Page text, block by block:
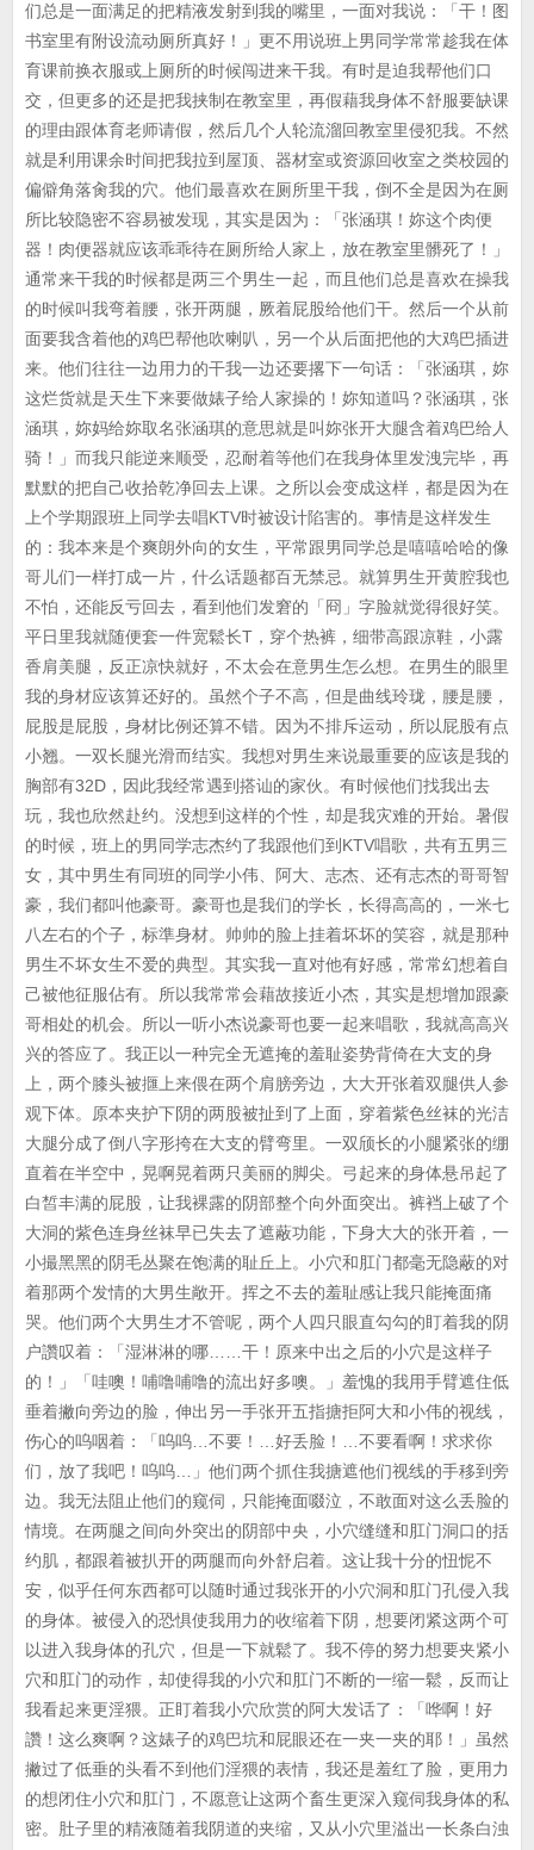
们总是一面满足的把精液发射到我的嘴里，一面对我说：「干！图
书室里有附设流动厕所真好！」更不用说班上男同学常常趁我在体
育课前换衣服或上厕所的时候闯进来干我。有时是迫我帮他们口
交，但更多的还是把我挟制在教室里，再假藉我身体不舒服要缺课
的理由跟体育老师请假，然后几个人轮流溜回教室里侵犯我。不然
就是利用课余时间把我拉到屋顶、器材室或资源回收室之类校园的
偏僻角落肏我的穴。他们最喜欢在厕所里干我，倒不全是因为在厕
所比较隐密不容易被发现，其实是因为：「张涵琪！妳这个肉便
器！肉便器就应该乖乖待在厕所给人家上，放在教室里髒死了！」
通常来干我的时候都是两三个男生一起，而且他们总是喜欢在操我
的时候叫我弯着腰，张开两腿，厥着屁股给他们干。然后一个从前
面要我含着他的鸡巴帮他吹喇叭，另一个从后面把他的大鸡巴插进
来。他们往往一边用力的干我一边还要撂下一句话：「张涵琪，妳
这烂货就是天生下来要做婊子给人家操的！妳知道吗？张涵琪，张
涵琪，妳妈给妳取名张涵琪的意思就是叫妳张开大腿含着鸡巴给人
骑！」而我只能逆来顺受，忍耐着等他们在我身体里发洩完毕，再
默默的把自己收拾乾净回去上课。之所以会变成这样，都是因为在
上个学期跟班上同学去唱KTV时被设计陷害的。事情是这样发生
的：我本来是个爽朗外向的女生，平常跟男同学总是嘻嘻哈哈的像
哥儿们一样打成一片，什么话题都百无禁忌。就算男生开黄腔我也
不怕，还能反亏回去，看到他们发窘的「冏」字脸就觉得很好笑。
平日里我就随便套一件宽鬆长T，穿个热裤，细带高跟凉鞋，小露
香肩美腿，反正凉快就好，不太会在意男生怎么想。在男生的眼里
我的身材应该算还好的。虽然个子不高，但是曲线玲珑，腰是腰，
屁股是屁股，身材比例还算不错。因为不排斥运动，所以屁股有点
小翘。一双长腿光滑而结实。我想对男生来说最重要的应该是我的
胸部有32D，因此我经常遇到搭讪的家伙。有时候他们找我出去
玩，我也欣然赴约。没想到这样的个性，却是我灾难的开始。暑假
的时候，班上的男同学志杰约了我跟他们到KTV唱歌，共有五男三
女，其中男生有同班的同学小伟、阿大、志杰、还有志杰的哥哥智
豪，我们都叫他豪哥。豪哥也是我们的学长，长得高高的，一米七
八左右的个子，标準身材。帅帅的脸上挂着坏坏的笑容，就是那种
男生不坏女生不爱的典型。其实我一直对他有好感，常常幻想着自
己被他征服佔有。所以我常常会藉故接近小杰，其实是想增加跟豪
哥相处的机会。所以一听小杰说豪哥也要一起来唱歌，我就高高兴
兴的答应了。我正以一种完全无遮掩的羞耻姿势背倚在大支的身
上，两个膝头被擓上来偎在两个肩膀旁边，大大开张着双腿供人参
观下体。原本夹护下阴的两股被扯到了上面，穿着紫色丝袜的光洁
大腿分成了倒八字形挎在大支的臂弯里。一双颀长的小腿紧张的绷
直着在半空中，晃啊晃着两只美丽的脚尖。弓起来的身体悬吊起了
白皙丰满的屁股，让我裸露的阴部整个向外面突出。裤裆上破了个
大洞的紫色连身丝袜早已失去了遮蔽功能，下身大大的张开着，一
小撮黑黑的阴毛丛聚在饱满的耻丘上。小穴和肛门都毫无隐蔽的对
着那两个发情的大男生敞开。挥之不去的羞耻感让我只能掩面痛
哭。他们两个大男生才不管呢，两个人四只眼直勾勾的盯着我的阴
户讚叹着：「湿淋淋的哪……干！原来中出之后的小穴是这样子
的！」「哇噢！哺噜哺噜的流出好多噢。」羞愧的我用手臂遮住低
垂着撇向旁边的脸，伸出另一手张开五指搪拒阿大和小伟的视线，
伤心的呜咽着：「呜呜…不要！…好丢脸！…不要看啊！求求你
们，放了我吧！呜呜…」他们两个抓住我搪遮他们视线的手移到旁
边。我无法阻止他们的窥伺，只能掩面啜泣，不敢面对这么丢脸的
情境。在两腿之间向外突出的阴部中央，小穴缝缝和肛门洞口的括
约肌，都跟着被扒开的两腿而向外舒启着。这让我十分的忸怩不
安，似乎任何东西都可以随时通过我张开的小穴洞和肛门孔侵入我
的身体。被侵入的恐惧使我用力的收缩着下阴，想要闭紧这两个可
以进入我身体的孔穴，但是一下就鬆了。我不停的努力想要夹紧小
穴和肛门的动作，却使得我的小穴和肛门不断的一缩一鬆，反而让
我看起来更淫猥。正盯着我小穴欣赏的阿大发话了：「哗啊！好
讚！这么爽啊？这婊子的鸡巴坑和屁眼还在一夹一夹的耶！」虽然
撇过了低垂的头看不到他们淫猥的表情，我还是羞红了脸，更用力
的想闭住小穴和肛门，不愿意让这两个畜生更深入窥伺我身体的私
密。肚子里的精液随着我阴道的夹缩，又从小穴里溢出一长条白浊